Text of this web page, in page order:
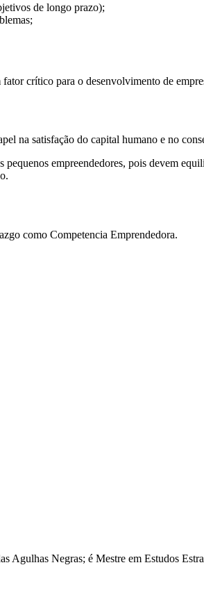
de longo prazo);
crítico para o desenvolvimento de
na satisfação do capital humano e no
pequenos empreendedores, pois devem
como Competencia Emprendedora.
Agulhas Negras; é Mestre em Estudos